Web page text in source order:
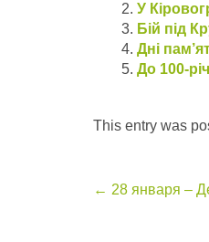
У
Бій під
Дні
До 100-
This entry was
Post
← 28 января –